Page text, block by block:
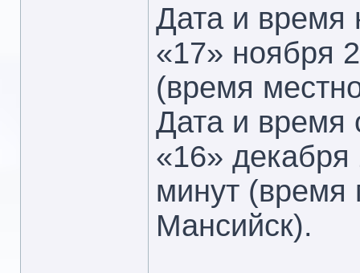
Дата и время
«17» ноября
(время
Дата и время
«16» декабря
минут (время
Мансийск).